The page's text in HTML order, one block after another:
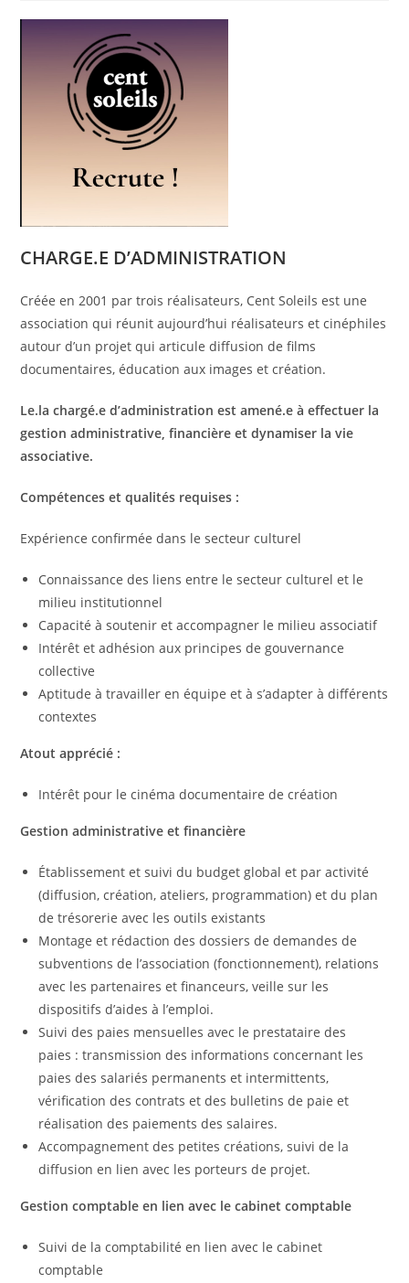
CHARGE.E D’ADMINISTRATION
Créée en 2001 par trois réalisateurs, Cent Soleils est une
association qui réunit aujourd’hui réalisateurs et cinéphiles
autour d’un projet qui articule diffusion de films
documentaires, éducation aux images et création.
Le.la chargé.ed’administration est amené.eàeffectuer la
gestion administrative, financière et dynamiser la vie
associative.
Compétences et qualités requises :
Expérience confirmée dans le secteur culturel
Connaissance des liens entre le secteur culturel et le
milieu institutionnel
Capacité à soutenir et accompagner le milieu associatif
Intérêt et adhésion aux principes de gouvernance
collective
Aptitude à travailler en équipe et à s’adapter à différents
contextes
Atout apprécié :
Intérêt pour le cinéma documentaire de création
Gestion administrative et financière
Établissement et suivi du budget global et par activité
(diffusion, création, ateliers, programmation) et du plan
de trésorerie avec les outils existants
Montage et rédaction des dossiers de demandes de
subventions de l’association (fonctionnement), relations
avec les partenaires et financeurs, veille sur les
dispositifs d’aides à l’emploi.
Suivi des paies mensuelles avec le prestataire des
paies : transmission des informations concernant les
paies des salariés permanents et intermittents,
vérification des contrats et des bulletins de paie et
réalisation des paiements des salaires.
Accompagnement des petites créations, suivi de la
diffusion en lien avec les porteurs de projet.
Gestion comptable en lien avec le cabinet comptable
Suivi de la comptabilité en lien avec le cabinet
comptable